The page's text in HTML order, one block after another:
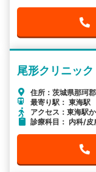
尾形クリニック
住所：茨城県那珂
最寄り駅： 東海
アクセス：東海駅
診療科目： 内科/皮